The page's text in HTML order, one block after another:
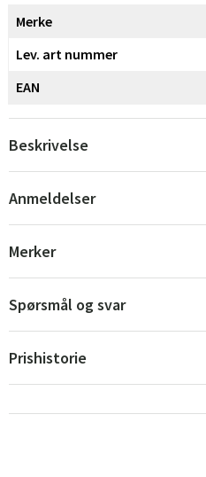
Merke
Lev. art nummer
EAN
Beskrivelse
Anmeldelser
Merker
Spørsmål og svar
Prishistorie